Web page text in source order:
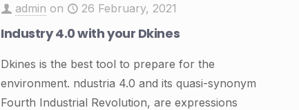
admin on 26 February, 2021
Industry 4.0 with your Dkines
Dkines is the best tool to prepare for the
environment. ndustria 4.0 and its quasi-synonym
Fourth Industrial Revolution, are expressions